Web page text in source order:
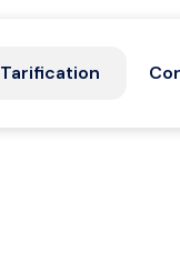
Tarification